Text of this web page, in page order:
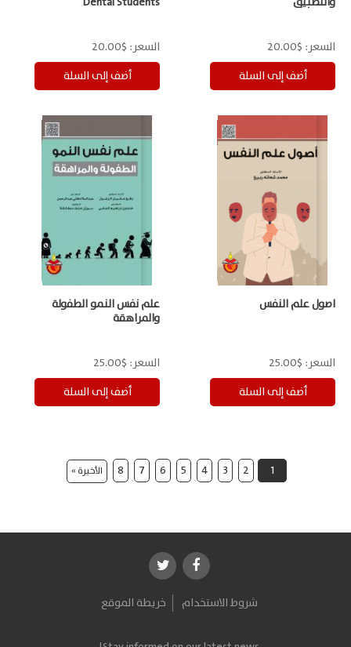
السعر: $20.00 السعر: $20.00
اصول علم النفس
السعر: $25.00
علم نفس النمو الطفولة
والمراهقة
السعر: $25.00
1
2
3
4
5
6
7
8 الأخيرة »
شروط الاستخدام خريطة الموقع